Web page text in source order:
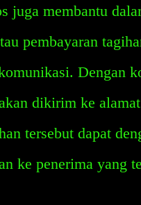
juga membantu
pembayaran
Dengan
dikirim ke
tersebut dapat
ke penerima yang